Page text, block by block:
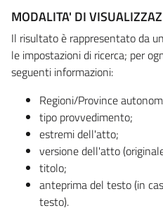
MODALITA' DI
Il risultato è rappresentato da
le impostazioni di ricerca; per
seguenti informazioni:
Regioni/Province
tipo provvedimento;
estremi dell'atto;
versione dell'atto
titolo;
anteprima del testo (in
testo).